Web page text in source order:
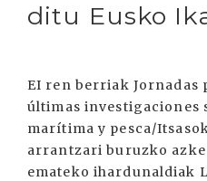
ditu Eusko
EI ren berriak Jornadas
últimas investigaciones
marítima y pesca/
arrantzari buruzko
emateko ihardunaldiak